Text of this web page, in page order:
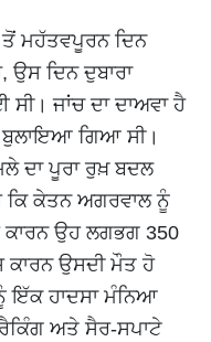
ਮਹੱਤਵਪੂਰਨ ਦਿਨ
ਉਸ ਦਿਨ ਦੁਬਾਰਾ
ਜਾਂਚ ਦਾ ਦਾਅਵਾ ਹੈ
ਬੁਲਾਇਆ ਗਿਆ ਸੀ।
ਦਾ ਪੂਰਾ ਰੁਖ਼ ਬਦਲ
ਕੇਤਨ ਅਗਰਵਾਲ ਨੂੰ
ਕਾਰਨ ਉਹ ਲਗਭਗ 350
ਕਾਰਨ ਉਸਦੀ ਮੌਤ ਹੋ
ਇੱਕ ਹਾਦਸਾ ਮੰਨਿਆ
ਅਤੇ ਸੈਰ-ਸਪਾਟੇ